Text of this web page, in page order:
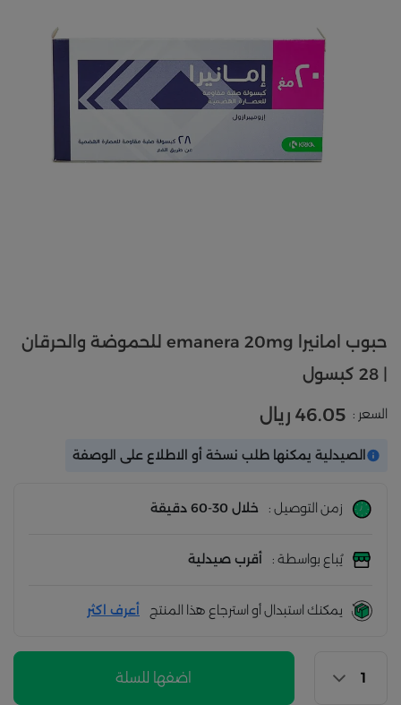
حبوب امانيرا emanera 20mg للحموضة والحرقان
السعر : 46.05 ريال
الصيدلية يمكنها طلب نسخة أو الاطلاع على الوصفة
زمن التوصيل : خلال 30-60 دقيقة
يُباع بواسطة : أقرب صيدلية
يمكنك استبدال أو استرجاع هذا المنتج أعرف اكثر
اضفها للسلة